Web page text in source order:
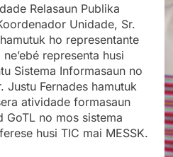
Relasaun Publika
Unidade, Sr.
ho representante
representa husi
Sistema Informasaun no
Justu Fernades hamutuk
atividade formasaun
GoTL no mos sistema
husi TIC mai MESSK.